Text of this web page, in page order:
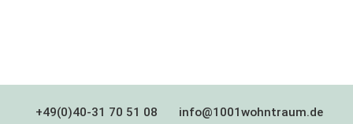
+49(0)40-31 70 51 08 info@1001wohntraum.de